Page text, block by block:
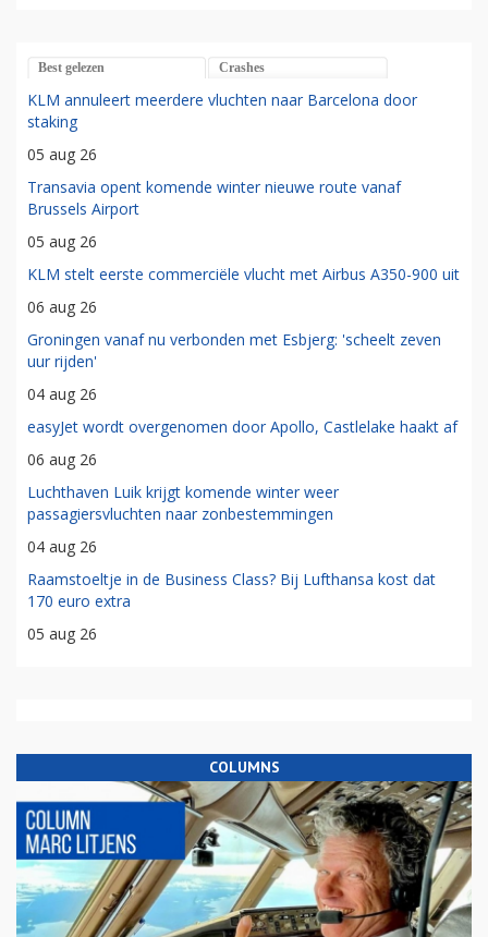
Best gelezen Crashes
KLM annuleert meerdere vluchten naar Barcelona door
staking
05 aug 26
Transavia opent komende winter nieuwe route vanaf
Brussels Airport
05 aug 26
KLM stelt eerste commerciële vlucht met Airbus A350-900 uit
06 aug 26
Groningen vanaf nu verbonden met Esbjerg: 'scheelt zeven
uur rijden'
04 aug 26
easyJet wordt overgenomen door Apollo, Castlelake haakt af
06 aug 26
Luchthaven Luik krijgt komende winter weer
passagiersvluchten naar zonbestemmingen
04 aug 26
Raamstoeltje in de Business Class? Bij Lufthansa kost dat
170 euro extra
05 aug 26
COLUMNS